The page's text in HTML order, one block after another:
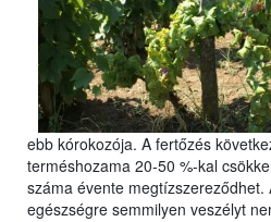
ebb kórokozója. A fertőzés
terméshozama 20-50 %-kal
száma évente megtízszereződhet.
egészségre semmilyen veszélyt